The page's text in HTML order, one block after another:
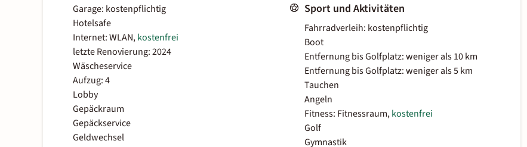
Garage: kostenpflichtig
Hotelsafe
Internet: WLAN,kostenfrei
letzte Renovierung: 2024
Wäscheservice
Aufzug: 4
Lobby
Gepäckraum
Gepäckservice
Geldwechsel
Sport und Aktivitäten
Fahrradverleih: kostenpflichtig
Boot
Entfernung bis Golfplatz: weniger als 10 km
Entfernung bis Golfplatz: weniger als 5 km
Tauchen
Angeln
Fitness: Fitnessraum,kostenfrei
Golf
Gymnastik